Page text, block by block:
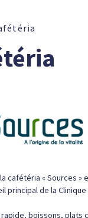
cafétéria « Sources »
principal de la
boissons, plats